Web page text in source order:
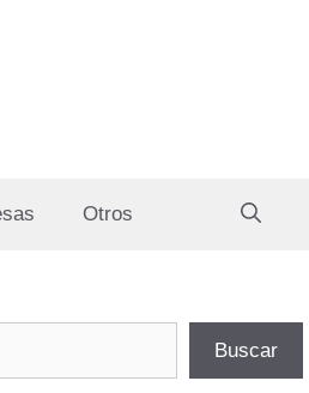
Otros
Buscar